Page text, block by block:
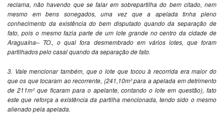
reclama, não havendo que se falar em sobrepartilha do bem citado, nem
mesmo em bens sonegados, uma vez que a apelada tinha pleno
conhecimento da existência do bem disputado quando da separação de
fato, pois o mesmo fazia parte de um lote grande no centro da cidade de
Araguaína– TO., o qual fora desmembrado em vários lotes, que foram
partilhados pelo casal quando da separação de fato.
3. Vale mencionar também, que o lote que tocou à recorrida era maior do
que os que tocaram ao recorrente, (241,10m² para a apelada em detrimento
de 211m² que ficaram para o apelante, contando o lote em questão), fato
este que reforça a existência da partilha mencionada, tendo sido o mesmo
alienado pela apelada.